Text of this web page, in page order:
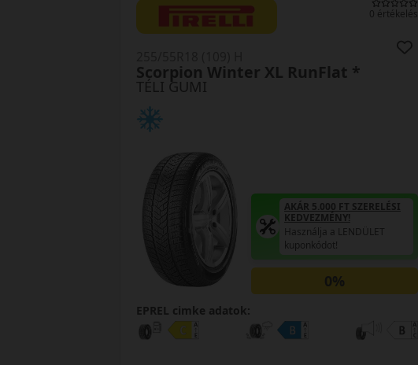
0 értékelés
TÉLI GUMI
Scorpion Winter XL RunFlat *
AKÁR 5.000 FT SZERELÉSI
KEDVEZMÉNY!
Használja a LENDÜLET
kuponkódot!
0%
EPREL cimke adatok: